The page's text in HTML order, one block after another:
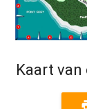
Kaart